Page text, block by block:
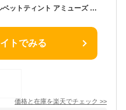
【AMUSE公式】NEW パウダーベルベットティント アミューズ ティント セミマット パウダー ブラーリップ リップグロス リップティント 口紅 リップ コスメ メイクアップ イエベ ブルべ 韓国コスメ ウォニョン
トでみる
価格と在庫を楽天でチェック >>